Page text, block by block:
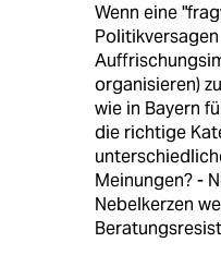
Wenn eine
organisieren)
wie in Bayern
die richtige
Meinungen? -
Nebelkerzen